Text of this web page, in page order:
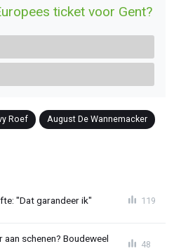
ticket voor Gent?
Roef August De Wannemacker
"Dat garandeer ik" 119
aan schenen? Boudeweel
48